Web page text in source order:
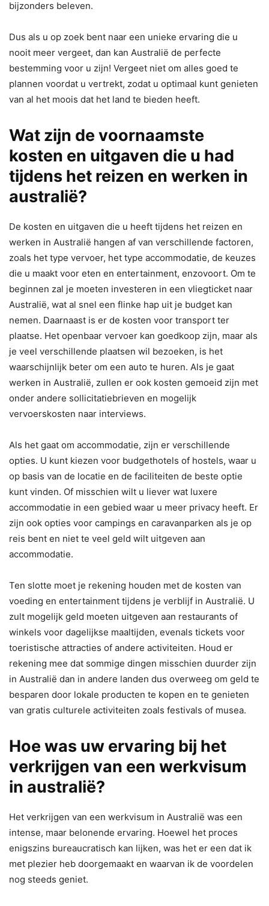
bijzonders beleven.
Dus als u op zoek bent naar een unieke ervaring die u
nooit meer vergeet, dan kan Australië de perfecte
bestemming voor u zijn! Vergeet niet om alles goed te
plannen voordat u vertrekt, zodat u optimaal kunt genieten
van al het moois dat het land te bieden heeft.
Wat zijn de voornaamste
kosten en uitgaven die u had
tijdens het reizen en werken in
australië?
De kosten en uitgaven die u heeft tijdens het reizen en
werken in Australië hangen af van verschillende factoren,
zoals het type vervoer, het type accommodatie, de keuzes
die u maakt voor eten en entertainment, enzovoort. Om te
beginnen zal je moeten investeren in een vliegticket naar
Australië, wat al snel een flinke hap uit je budget kan
nemen. Daarnaast is er de kosten voor transport ter
plaatse. Het openbaar vervoer kan goedkoop zijn, maar als
je veel verschillende plaatsen wil bezoeken, is het
waarschijnlijk beter om een auto te huren. Als je gaat
werken in Australië, zullen er ook kosten gemoeid zijn met
onder andere sollicitatiebrieven en mogelijk
vervoerskosten naar interviews.
Als het gaat om accommodatie, zijn er verschillende
opties. U kunt kiezen voor budgethotels of hostels, waar u
op basis van de locatie en de faciliteiten de beste optie
kunt vinden. Of misschien wilt u liever wat luxere
accommodatie in een gebied waar u meer privacy heeft. Er
zijn ook opties voor campings en caravanparken als je op
reis bent en niet te veel geld wilt uitgeven aan
accommodatie.
Ten slotte moet je rekening houden met de kosten van
voeding en entertainment tijdens je verblijf in Australië. U
zult mogelijk geld moeten uitgeven aan restaurants of
winkels voor dagelijkse maaltijden, evenals tickets voor
toeristische attracties of andere activiteiten. Houd er
rekening mee dat sommige dingen misschien duurder zijn
in Australië dan in andere landen dus overweeg om geld te
besparen door lokale producten te kopen en te genieten
van gratis culturele activiteiten zoals festivals of musea.
Hoe was uw ervaring bij het
verkrijgen van een werkvisum
in australië?
Het verkrijgen van een werkvisum in Australië was een
intense, maar belonende ervaring. Hoewel het proces
enigszins bureaucratisch kan lijken, was het er een dat ik
met plezier heb doorgemaakt en waarvan ik de voordelen
nog steeds geniet.